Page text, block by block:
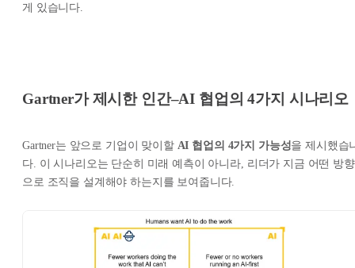
게 있습니다.
Gartner가 제시한 인간–AI 협업의 4가지 시나리오
Gartner는 앞으로 기업이 맞이할 AI 협업의 4가지 가능성을 제시했습
다. 이 시나리오는 단순히 미래 예측이 아니라, 리더가 지금 어떤 방향
으로 조직을 설계해야 하는지를 보여줍니다.